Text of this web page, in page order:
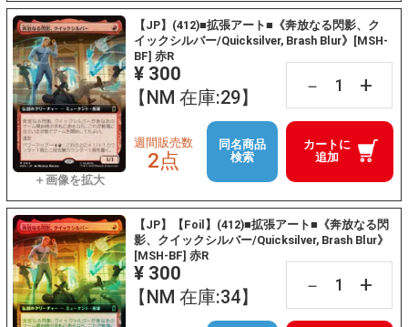
【JP】(412)■拡張アート■《奔放なる閃影、ク
イックシルバー/Quicksilver, Brash Blur》[MSH-
BF] 赤R
¥ 300
【NM 在庫:29】
－ +
カートに
追加
週間販売数
2点
同名商品
検索
【JP】【Foil】(412)■拡張アート■《奔放なる閃
影、クイックシルバー/Quicksilver, Brash Blur》
[MSH-BF] 赤R
¥ 300
【NM 在庫:34】
－ +